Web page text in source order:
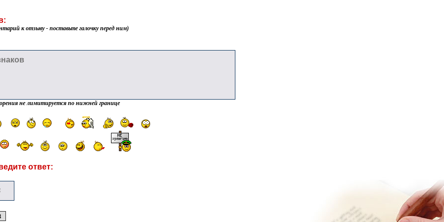
к отзыву - поставьте галочку перед ним)
не лимитируется по нижней границе
ответ: